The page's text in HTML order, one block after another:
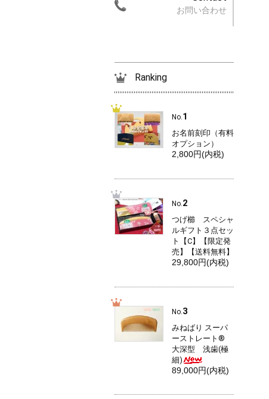
お問い合わせ
Ranking
No.1
お名前刻印（有料
オプション）
2,800円(内税)
No.2
つげ櫛 スペシャ
ルギフト３点セッ
ト【C】【限定発
売】【送料無料】
29,800円(内税)
No. 3
みねばり スーパ
ーストレート®
大深型 浅歯(極
細)
89,000円(内税)